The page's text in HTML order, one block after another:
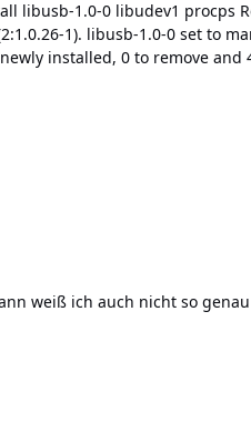
1). libusb-1.0-0 set to
installed, 0 to remove and
depends on